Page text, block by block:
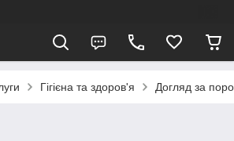
Гігієна та здоров'я Догляд за